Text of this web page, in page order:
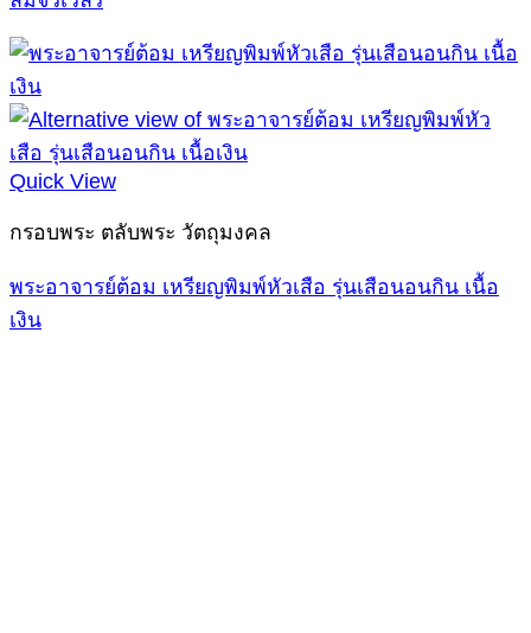
Quick View
กรอบพระ ตลับพระ วัตถุมงคล
พระอาจารย์ต้อม เหรียญพิมพ์หัวเสือ รุ่นเสือนอนกิน เนื้อ
เงิน